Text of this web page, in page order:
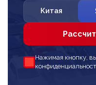
Китая
Нажимая кнопку,